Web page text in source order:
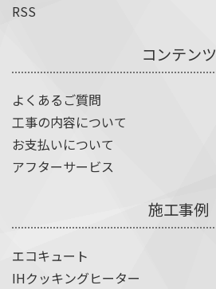
RSS
コンテンツ
よくあるご質問
工事の内容について
お支払いについて
アフターサービス
施工事例
エコキュート
IHクッキングヒーター